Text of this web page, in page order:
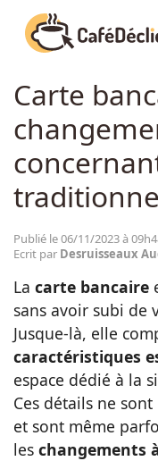
CAFÉDÉCLIC ARTICLES
Carte
Publié le 06/11/2023 à
Ecrit par Desruisseaux
La carte bancaire
sans avoir subi de
Jusque-là, elle
caractéristiques
espace dédié à la
Ces détails ne
et sont même
les changements